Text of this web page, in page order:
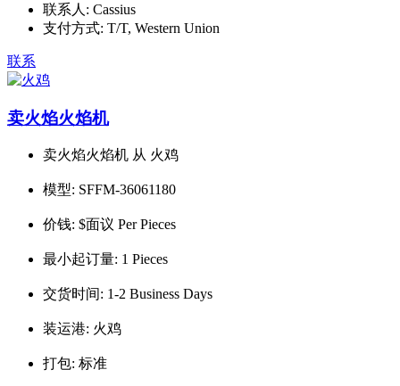
联系人: Cassius
支付方式: T/T, Western Union
联系
卖火焰火焰机
卖火焰火焰机 从 火鸡
模型: SFFM-36061180
价钱: $面议 Per Pieces
最小起订量: 1 Pieces
交货时间: 1-2 Business Days
装运港: 火鸡
打包: 标准